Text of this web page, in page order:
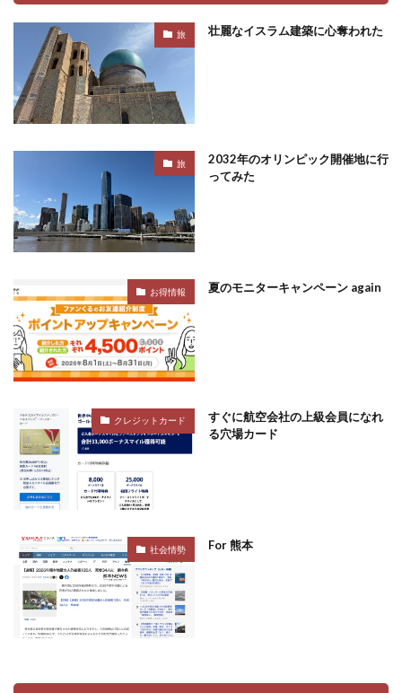
旅 壮麗なイスラム建築に心奪われた
旅
2032年のオリンピック開催地に行
ってみた
お得情報 夏のモニターキャンペーン again
クレジットカード
すぐに航空会社の上級会員になれ
る穴場カード
社会情勢 For 熊本